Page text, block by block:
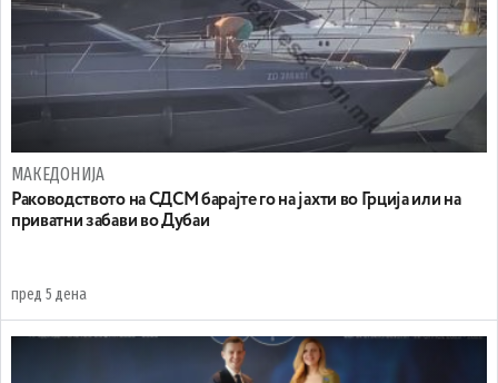
МАКЕДОНИЈА
Раководството на СДСМ барајте го на јахти во Грција или на
приватни забави во Дубаи
пред 5 дена